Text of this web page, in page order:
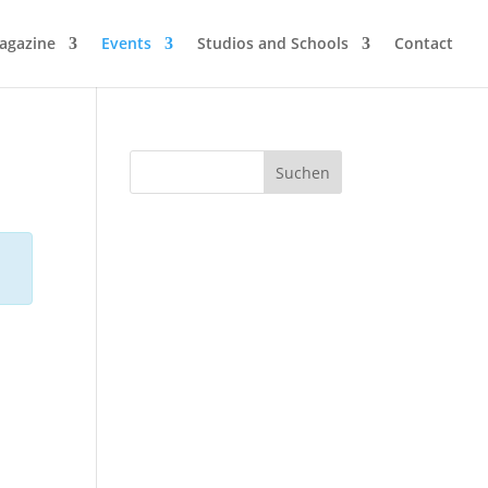
Events Studios and Schools Contact